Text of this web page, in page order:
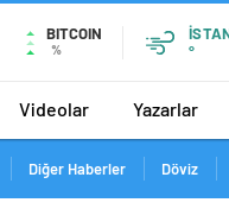
BITCOIN
%
°
Videolar Yazarlar
Diğer Haberler Döviz